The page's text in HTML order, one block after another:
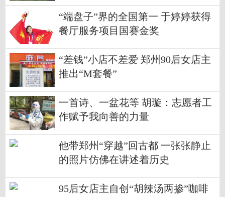
“端盘子”界的全国第一 于婷婷获得
餐厅服务项目国赛金奖
“差钱”小店不差爱 郑州90后女店主
推出“M套餐”
一首诗、一盆花等 胡璇：志愿者工
作赋予我向善的力量
他带郑州“穿越”回古都 一张张静止
的照片仿佛在讲述着历史
95后女店主自创“胡辣汤两掺”咖啡